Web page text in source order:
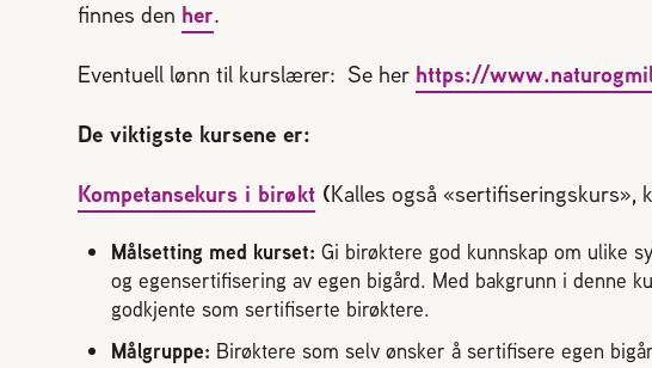
finnes den her.
Eventuell lønn til kurslærer: Se her https://
De viktigste kursene er:
Kompetansekurs i birøkt (Kalles også «sertifiseringskurs»,
Målsetting med kurset: Gi birøktere god kunnskap om ulike
og egensertifisering av egen bigård. Med bakgrunn i denne
godkjente som sertifiserte birøktere.
Målgruppe: Birøktere som selv ønsker å sertifisere egen